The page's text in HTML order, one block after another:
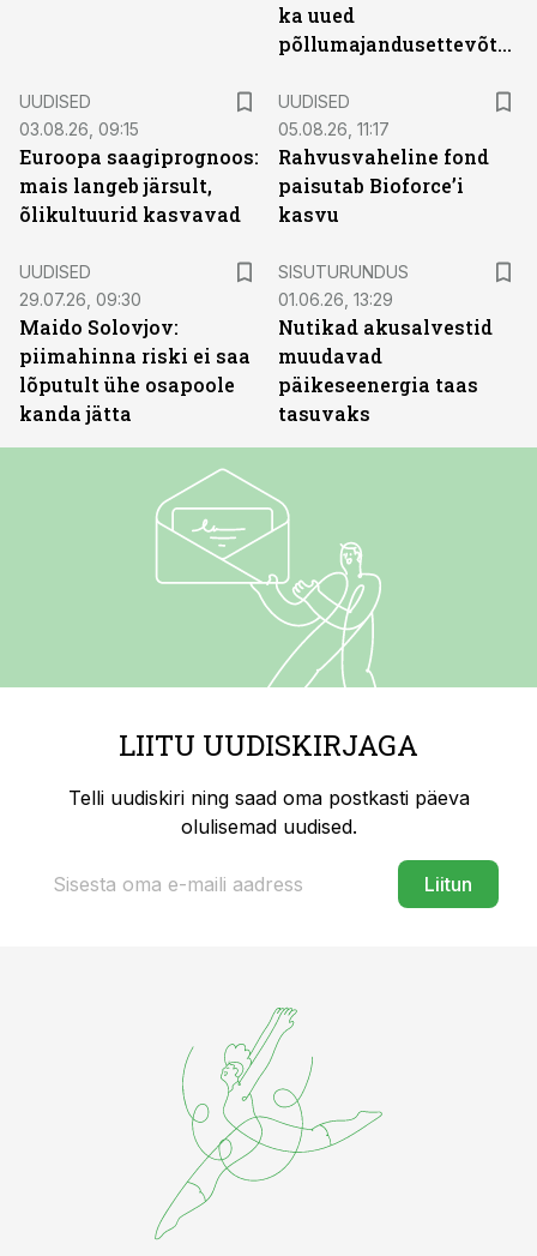
ka uued
põllumajandusettevõtted
UUDISED
03.08.26, 09:15
Euroopa saagiprognoos:
mais langeb järsult,
õlikultuurid kasvavad
UUDISED
05.08.26, 11:17
Rahvusvaheline fond
paisutab Bioforce’i
kasvu
UUDISED
29.07.26, 09:30
Maido Solovjov:
piimahinna riski ei saa
lõputult ühe osapoole
kanda jätta
SISUTURUNDUS
01.06.26, 13:29
Nutikad akusalvestid
muudavad
päikeseenergia taas
tasuvaks
LIITU UUDISKIRJAGA
Telli uudiskiri ning saad oma postkasti päeva
olulisemad uudised.
Liitun